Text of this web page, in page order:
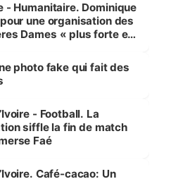
- Humanitaire. Dominique
une organisation des
Dames « plus forte et
internationale »
photo fake qui fait des
- Football. La
siffle la fin de match
Faé
Café-cacao: Un